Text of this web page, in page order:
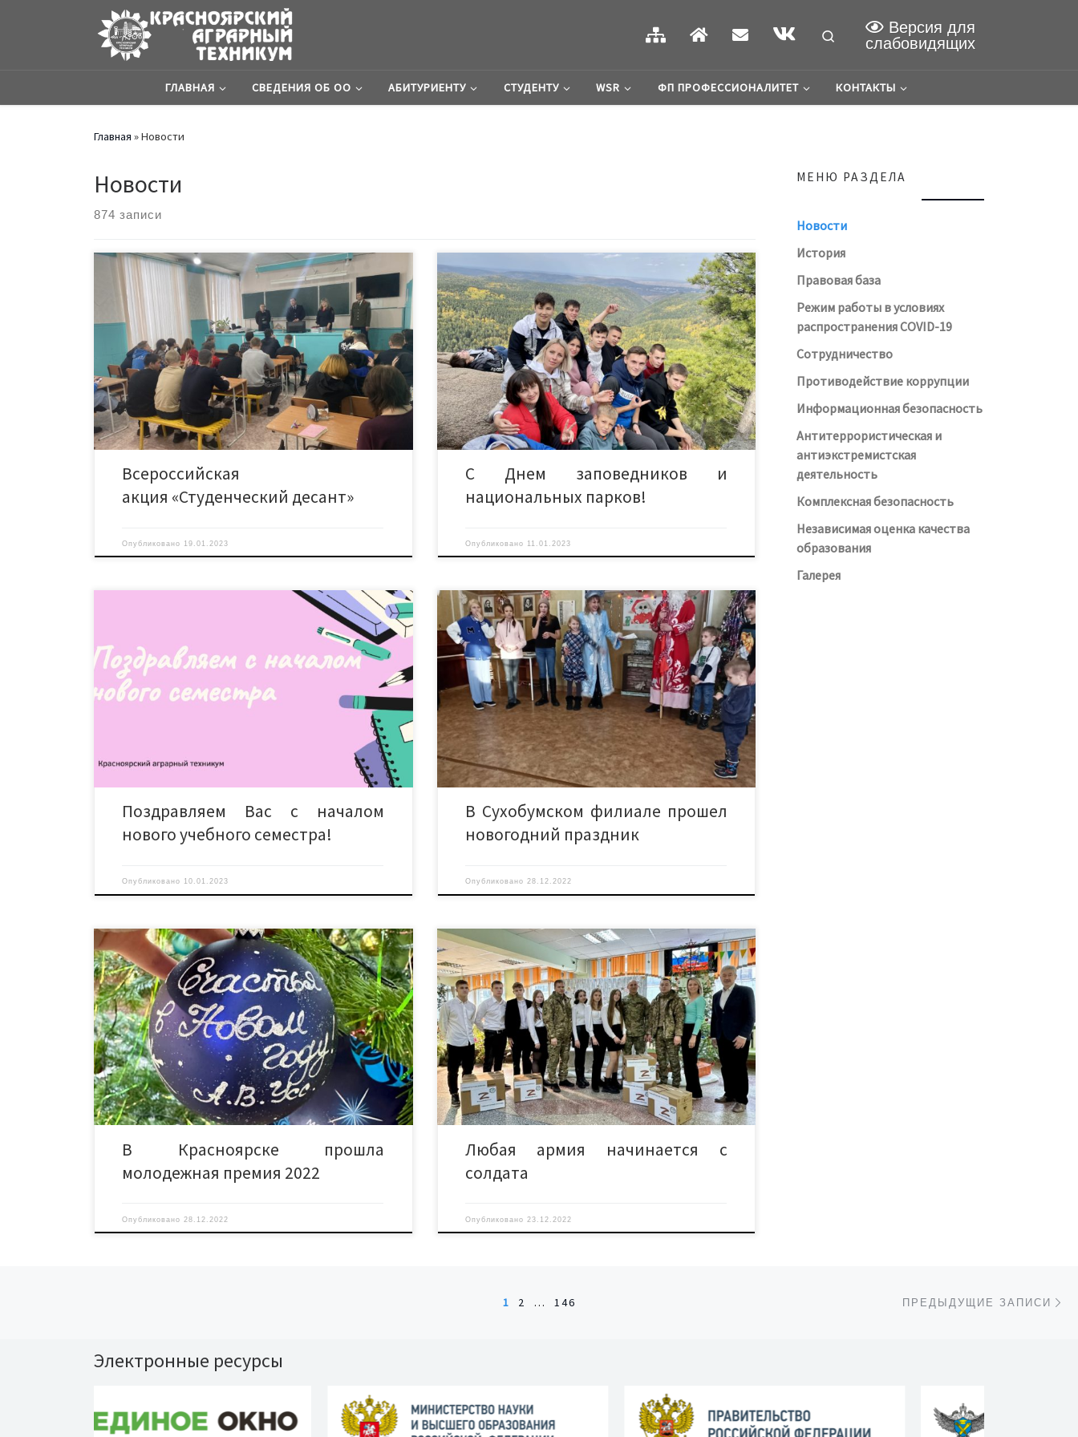
Search
Версия для
слабовидящих
ГЛАВНАЯ СВЕДЕНИЯ ОБ ОО АБИТУРИЕНТУ СТУДЕНТУ WSR ФП ПРОФЕССИОНАЛИТЕТ КОНТАКТЫ
Главная »Новости
Новости
874 записи
19 января в Сухобузимском филиале аграрного техникума
сотрудники органов МВД Сухобузимского района провели
мероприятия ежегодной всероссийской акции
«Студенческий десант прошел 2023» . Накануне Дня
российского студенчества в территориальных органах
МВД России по по Сухобузимскому району были
организованы мероприятия, проводимые в рамках
ежегодной Всероссийской акции «Студенческий десант».
Студенты филиала получили возможность ознакомиться с
[…]
Всероссийская
акция «Студенческий десант»
Опубликовано 19.01.2023
О дикой природе, думаешь не так часто, но стоит увидеть
ее один раз, в ее первозданной, не тронутой человеком
чистоте, и окажется, что ничего нет прекраснее на свете!
Ежегодно 11 января российские экологи и все те, кому
небезразлично сохранение природы, отмечают День
заповедников и национальных парков. За основу даты
праздника был взят день, в который […]
С Днем заповедников и
национальных парков!
Опубликовано 11.01.2023
Дорогие студенты и преподаватели! Поздравляем Вас с
началом нового учебного семестра! Студенческие годы –
особая пора в жизни каждого обучающегося, насыщенная
увлекательными событиями, новыми встречами и
знакомствами, достижениями в учебе и интересными
открытиями. А также – приобретением ценных
практических навыков и первого опыта работы, которые
обязательно пригодятся в будущем! Дорогие студенты!
Поздравляем Вас с началом
нового учебного семестра!
Опубликовано 10.01.2023
27 и 28 декабря прошли Новогодние поздравления для
обучающихся Сухобузимского филиала Красноярского
аграрного техникума и детей сотрудников. Праздник
удался на славу! Взрослые и дети получили заряд
позитивного предпраздничного настроения, радость и
восторг от детей был слышан в читальном зале
общежития. Завершился праздник веселыми играми и
танцами возле новогодней красавицы-елочки с участием
[…]
В Сухобумском филиале прошел
новогодний праздник
Опубликовано 28.12.2022
В большом концертном зале города Красноярска прошла
молодежная премия 2022. Наши студенты подали заявки и
получили приглашение на форум. На концерте артисты
показали региональную программу студенческой весны,
были награждены победители и лауреаты молодежной
премии и победители «Студента года». Ребята получили
эстетическое удовлетворение от увиденных номеров на
сцене и мотивацию на […]
В Красноярске прошла
молодежная премия 2022
Опубликовано 28.12.2022
Администрация и студенты Красноярского аграрного
техникума передали гуманитарную помощь
военнослужащим отряда специального назначения «Гром»
ГУ МВД России по Красноярскому краю, которые
оправляются в зону специальной военной операции, для
обеспечения общественного порядка. Ребята пожелали
солдатам здоровья, сил, терпения, а также скорейшего
возвращения домой к семьям. Всем кто принял участие в
сборе гуманитарной […]
Любая армия начинается с
солдата
Опубликовано 23.12.2022
МЕНЮ РАЗДЕЛА
Новости
История
Правовая база
Режим работы в условиях
распространения COVID-19
Сотрудничество
Противодействие коррупции
Информационная безопасность
Антитеррористическая и
антиэкстремистская
деятельность
Комплексная безопасность
Независимая оценка качества
образования
Галерея
1 2 … 146 ПРЕДЫДУЩИЕ ЗАПИСИ
Электронные ресурсы